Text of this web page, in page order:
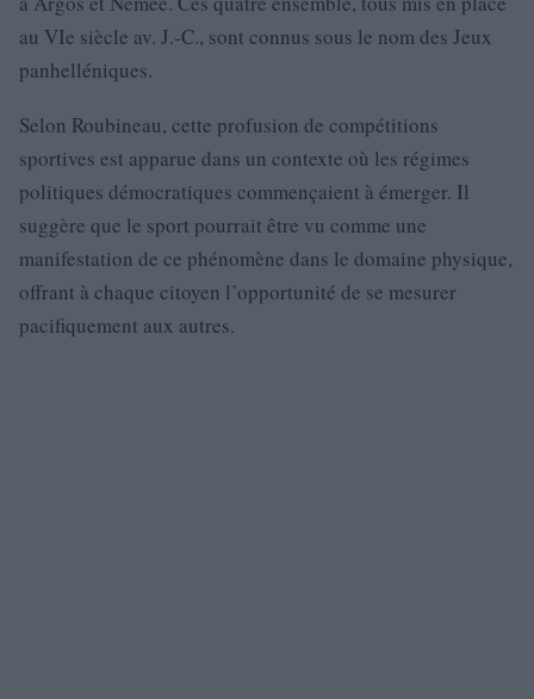
au VIe siècle av. J.-C., sont connus sous le nom des Jeux
panhelléniques.
Selon Roubineau, cette profusion de compétitions
sportives est apparue dans un contexte où les régimes
politiques démocratiques commençaient à émerger. Il
suggère que le sport pourrait être vu comme une
manifestation de ce phénomène dans le domaine physique,
offrant à chaque citoyen l’opportunité de se mesurer
pacifiquement aux autres.